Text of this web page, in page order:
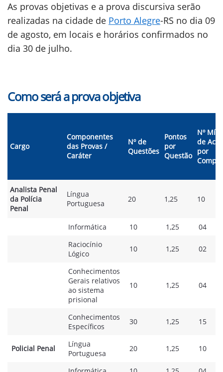
As provas objetivas e a prova discursiva serão
realizadas na cidade de Porto Alegre-RS no dia 09
de agosto, em locais e horários confirmados no
dia 30 de julho.
Como será a prova objetiva
Cargo
Componentes
das Provas /
Caráter
Nº de
Questões
Pontos
por
Questão
Nº
de
por
Analista Penal
da Polícia
Penal
Língua
Portuguesa
20 1,25 10
Informática 10 1,25
04
Raciocínio
Lógico
10 1,25 02
Conhecimentos
Gerais relativos
ao sistema
prisional
10 1,25 04
Conhecimentos
Específicos
30 1,25 15
Policial Penal
Língua
Portuguesa
20 1,25 10